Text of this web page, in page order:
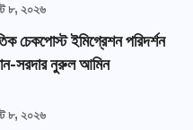
৮, ২০২৬
চেকপোস্ট ইমিগ্রেশন পরিদর্শন
সরদার নুরুল আমিন
৮, ২০২৬